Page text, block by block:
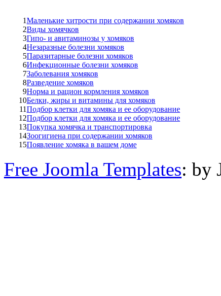
1Маленькие хитрости при содержании хомяков
2Виды хомячков
3Гипо- и авитаминозы у хомяков
4Незаразные болезни хомяков
5Паразитарные болезни хомяков
6Инфекционные болезни хомяков
7Заболевания хомяков
8Разведение хомяков
9Норма и рацион кормления хомяков
10Белки, жиры и витамины для хомяков
11Подбор клетки для хомяка и ее оборудование
12Подбор клетки для хомяка и ее оборудование
13Покупка хомячка и транспортировка
14Зоогигиена при содержании хомяков
15Появление хомяка в вашем доме
Free Joomla Templates: by